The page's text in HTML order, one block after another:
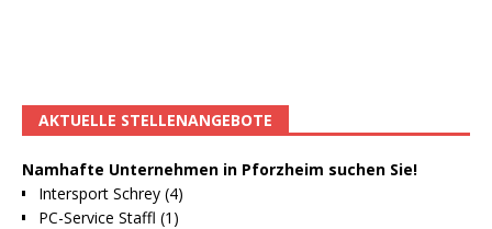
AKTUELLE STELLENANGEBOTE
Namhafte Unternehmen in Pforzheim suchen Sie!
Intersport Schrey (4)
PC-Service Staffl (1)